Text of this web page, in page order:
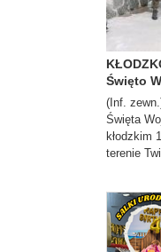
Święto
(Inf.
Święta
kłodzkim
terenie